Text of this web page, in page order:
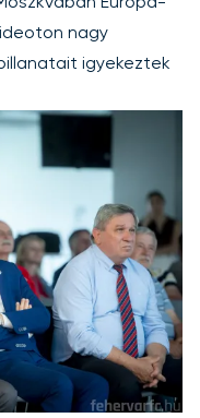
nagy
igyekeztek